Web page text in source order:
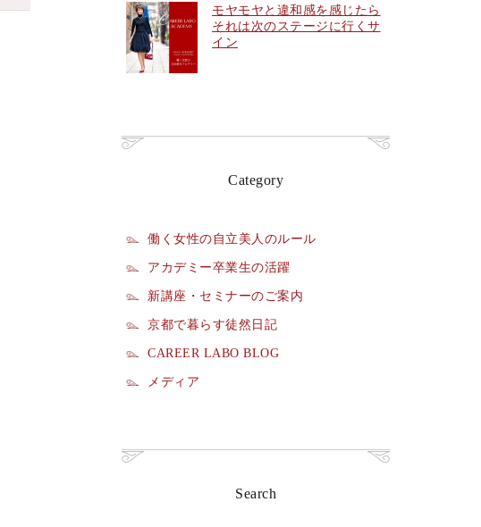
モヤモヤと違和感を感じたら
それは次のステージに行くサ
イン
Category
働く女性の自立美人のルール
アカデミー卒業生の活躍
新講座・セミナーのご案内
京都で暮らす徒然日記
CAREER LABO BLOG
メディア
Search